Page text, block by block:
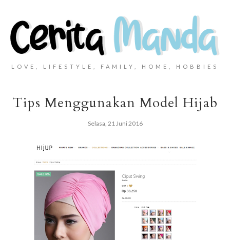
LOVE, LIFESTYLE, FAMILY, HOME, HOBBIES
Tips Menggunakan Model Hijab
Selasa, 21 Juni 2016